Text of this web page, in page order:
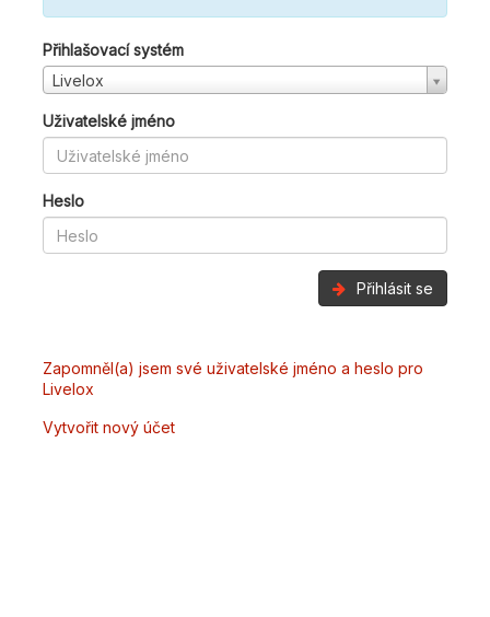
Přihlašovací systém
Livelox
Uživatelské jméno
Heslo
Přihlásit se
Zapomněl(a) jsem své uživatelské jméno a heslo pro
Livelox
Vytvořit nový účet